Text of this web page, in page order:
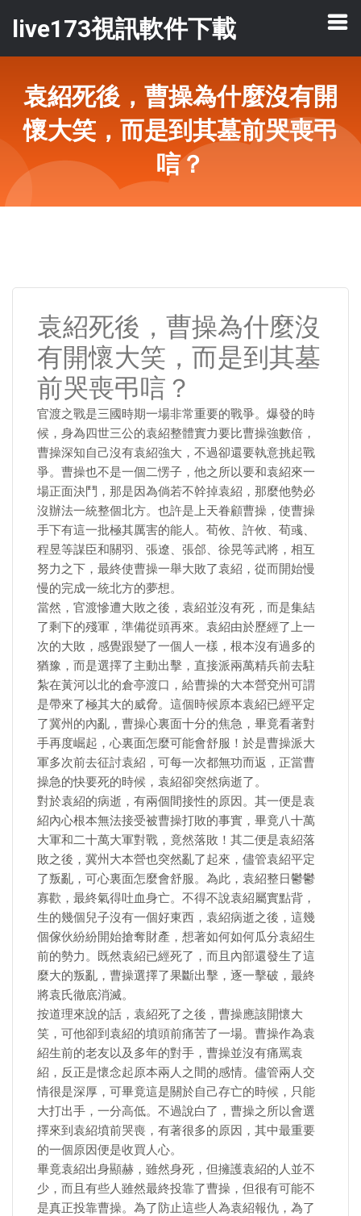
live173視訊軟件下載
袁紹死後，曹操為什麼沒有開
懷大笑，而是到其墓前哭喪弔
唁？
袁紹死後，曹操為什麼沒
有開懷大笑，而是到其墓
前哭喪弔唁？
官渡之戰是三國時期一場非常重要的戰爭。爆發的時
候，身為四世三公的袁紹整體實力要比曹操強數倍，
曹操深知自己沒有袁紹強大，不過卻還要執意挑起戰
爭。曹操也不是一個二愣子，他之所以要和袁紹來一
場正面決鬥，那是因為倘若不幹掉袁紹，那麼他勢必
沒辦法一統整個北方。也許是上天眷顧曹操，使曹操
手下有這一批極其厲害的能人。荀攸、許攸、荀彧、
程昱等謀臣和關羽、張遼、張郃、徐晃等武將，相互
努力之下，最終使曹操一舉大敗了袁紹，從而開始慢
慢的完成一統北方的夢想。
當然，官渡慘遭大敗之後，袁紹並沒有死，而是集結
了剩下的殘軍，準備從頭再來。袁紹由於歷經了上一
次的大敗，感覺跟變了一個人一樣，根本沒有過多的
猶豫，而是選擇了主動出擊，直接派兩萬精兵前去駐
紮在黃河以北的倉亭渡口，給曹操的大本營兗州可謂
是帶來了極其大的威脅。這個時候原本袁紹已經平定
了冀州的內亂，曹操心裏面十分的焦急，畢竟看著對
手再度崛起，心裏面怎麼可能會舒服！於是曹操派大
軍多次前去征討袁紹，可每一次都無功而返，正當曹
操急的快要死的時候，袁紹卻突然病逝了。
對於袁紹的病逝，有兩個間接性的原因。其一便是袁
紹內心根本無法接受被曹操打敗的事實，畢竟八十萬
大軍和二十萬大軍對戰，竟然落敗！其二便是袁紹落
敗之後，冀州大本營也突然亂了起來，儘管袁紹平定
了叛亂，可心裏面怎麼會舒服。為此，袁紹整日鬱鬱
寡歡，最終氣得吐血身亡。不得不說袁紹屬實點背，
生的幾個兒子沒有一個好東西，袁紹病逝之後，這幾
個傢伙紛紛開始搶奪財產，想著如何如何瓜分袁紹生
前的勢力。既然袁紹已經死了，而且內部還發生了這
麼大的叛亂，曹操選擇了果斷出擊，逐一擊破，最終
將袁氏徹底消滅。
按道理來說的話，袁紹死了之後，曹操應該開懷大
笑，可他卻到袁紹的墳頭前痛苦了一場。曹操作為袁
紹生前的老友以及多年的對手，曹操並沒有痛罵袁
紹，反正是懷念起原本兩人之間的感情。儘管兩人交
情很是深厚，可畢竟這是關於自己存亡的時候，只能
大打出手，一分高低。不過說白了，曹操之所以會選
擇來到袁紹墳前哭喪，有著很多的原因，其中最重要
的一個原因便是收買人心。
畢竟袁紹出身顯赫，雖然身死，但擁護袁紹的人並不
少，而且有些人雖然最終投靠了曹操，但很有可能不
是真正投靠曹操。為了防止這些人為袁紹報仇，為了